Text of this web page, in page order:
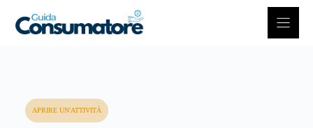
APRIRE UN'ATTIVITÀ